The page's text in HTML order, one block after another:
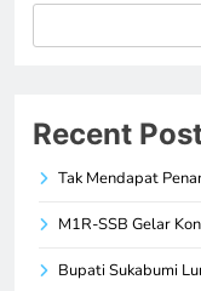
Recent
Tak Mendapat
M1R-SSB Gelar
Bupati Sukabumi